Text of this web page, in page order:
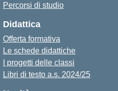
Percorsi di studio
Didattica
Offerta formativa
Le schede didattiche
I progetti delle classi
Libri di testo a.s. 2024/25